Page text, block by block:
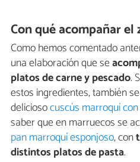
Con qué acompañar el
Como hemos comentado
una elaboración que se
platos de carne y pescado.
estos ingredientes, también
deliciosocuscús marroquí
saber que en marruecos se
pan marroquí esponjoso, con
distintos platos de pasta.